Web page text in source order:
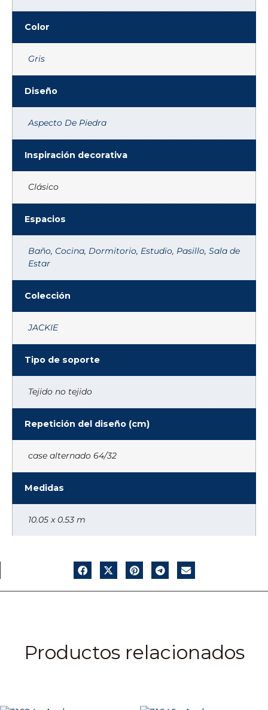
Color
Gris
Diseño
Aspecto De Piedra
Inspiración decorativa
Clásico
Espacios
Baño, Cocina, Dormitorio, Estudio, Pasillo, Sala de
Estar
Colección
JACKIE
Tipo de soporte
Tejido no tejido
Repetición del diseño (cm)
case alternado 64/32
Medidas
10.05 x 0.53 m
Productos relacionados